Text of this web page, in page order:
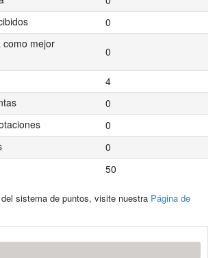
0
como mejor
0
4
0
0
0
50
sistema de puntos, visite nuestra Página de